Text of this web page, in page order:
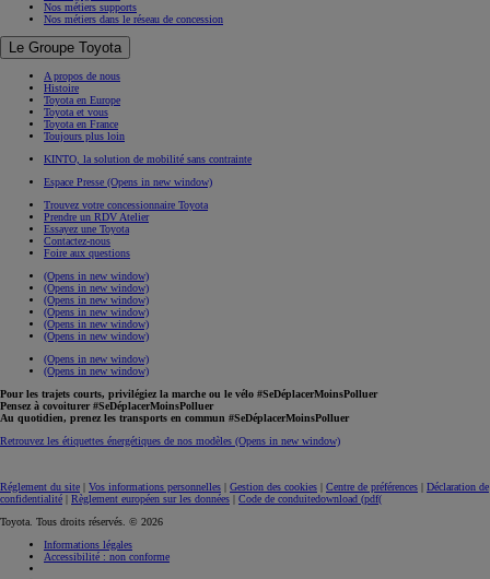
Nos métiers supports
Nos métiers dans le réseau de concession
Le Groupe Toyota
A propos de nous
Histoire
Toyota en Europe
Toyota et vous
Toyota en France
Toujours plus loin
KINTO, la solution de mobilité sans contrainte
Espace Presse (Opens in new window)
Trouvez votre concessionnaire Toyota
Prendre un RDV Atelier
Essayez une Toyota
Contactez-nous
Foire aux questions
(Opens in new window)
(Opens in new window)
(Opens in new window)
(Opens in new window)
(Opens in new window)
(Opens in new window)
(Opens in new window)
(Opens in new window)
Pour les trajets courts, privilégiez la marche ou le vélo #SeDéplacerMoinsPolluer
Pensez à covoiturer #SeDéplacerMoinsPolluer
Au quotidien, prenez les transports en commun #SeDéplacerMoinsPolluer
Retrouvez les étiquettes énergétiques de nos modèles (Opens in new window)
Réglement du site | Vos informations personnelles | Gestion des cookies | Centre de préférences | Déclaration de
confidentialité | Règlement européen sur les données | Code de conduitedownload (pdf(
Toyota. Tous droits réservés. © 2026
Informations légales
Accessibilité : non conforme